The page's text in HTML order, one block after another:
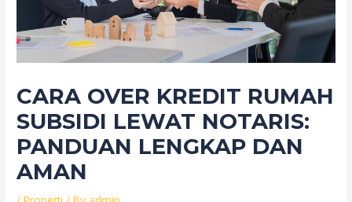
CARA OVER KREDIT RUMAH
SUBSIDI LEWAT NOTARIS:
PANDUAN LENGKAP DAN
AMAN